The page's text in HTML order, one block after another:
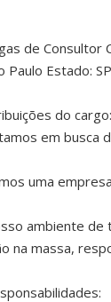
de Consultor
Paulo Estado: SP
do cargo:
em busca
uma
ambiente de
na massa,